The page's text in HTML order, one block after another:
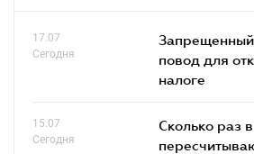
17.07
Сегодня
повод для
налоге
15.07
Сегодня
Сколько раз